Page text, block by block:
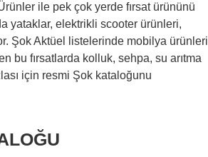
ile pek çok yerde fırsat ürününü
yataklar, elektrikli scooter ürünleri,
Şok Aktüel listelerinde mobilya ürünleri
bu fırsatlarda kolluk, sehpa, su arıtma
için resmi Şok kataloğunu